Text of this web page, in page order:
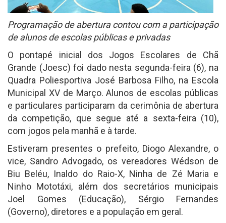
Programação de abertura contou com a participação
de alunos de escolas públicas e privadas
O pontapé inicial dos Jogos Escolares de Chã
Grande (Joesc) foi dado nesta segunda-feira (6), na
Quadra Poliesportiva José Barbosa Filho, na Escola
Municipal XV de Março. Alunos de escolas públicas
e particulares participaram da cerimônia de abertura
da competição, que segue até a sexta-feira (10),
com jogos pela manhã e à tarde.
Estiveram presentes o prefeito, Diogo Alexandre, o
vice, Sandro Advogado, os vereadores Wédson de
Biu Beléu, Inaldo do Raio-X, Ninha de Zé Maria e
Ninho Mototáxi, além dos secretários municipais
Joel Gomes (Educação), Sérgio Fernandes
(Governo), diretores e a população em geral.